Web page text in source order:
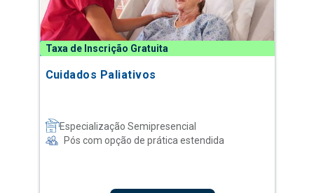
Taxa de Inscrição Gratuita
Cuidados Paliativos
Especialização Semipresencial
Pós com opção de prática estendida